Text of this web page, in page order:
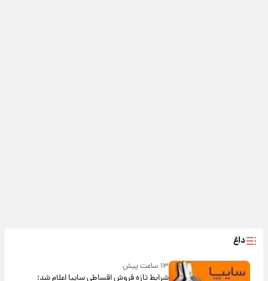
داغ
۱۳ ساعت پیش
شرایط تازه فروش اقساطی سایپا اعلام شد؛